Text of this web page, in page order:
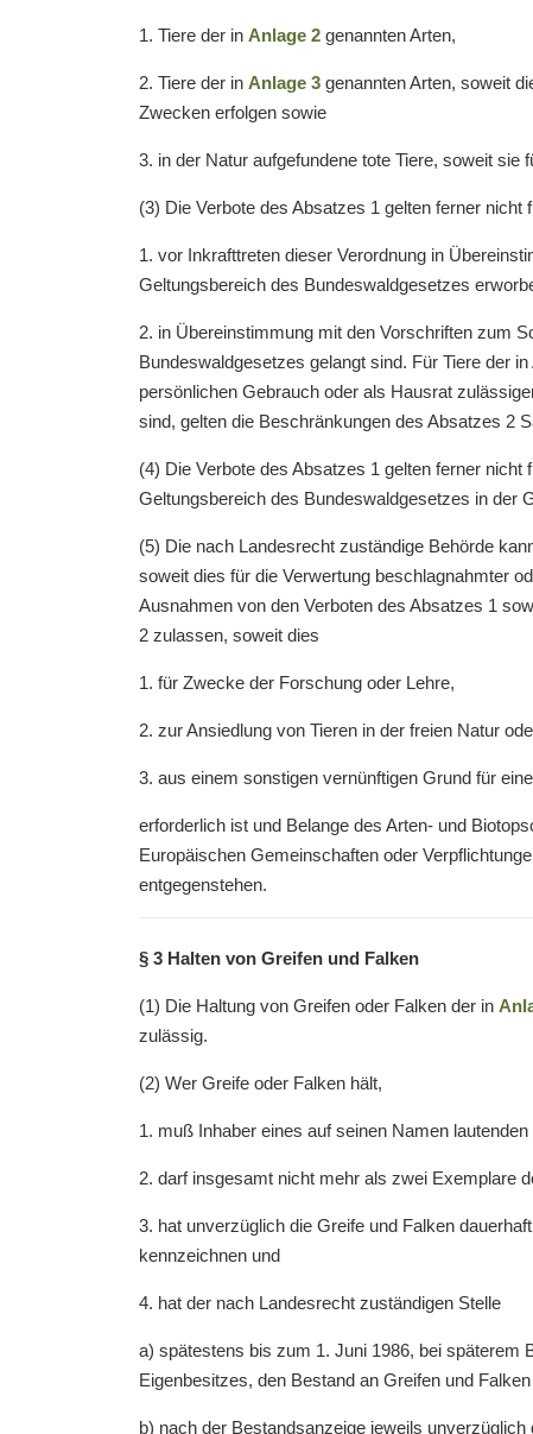
1. Tiere der in Anlage 2 genannten Arten,
2. Tiere der in Anlage 3 genannten Arten, soweit
Zwecken erfolgen sowie
3. in der Natur aufgefundene tote Tiere, soweit
(3) Die Verbote des Absatzes 1 gelten ferner nicht
1. vor Inkrafttreten dieser Verordnung in
Geltungsbereich des Bundeswaldgesetzes
2. in Übereinstimmung mit den Vorschriften zum
Bundeswaldgesetzes gelangt sind. Für Tiere der
persönlichen Gebrauch oder als Hausrat
sind, gelten die Beschränkungen des Absatzes 2
(4) Die Verbote des Absatzes 1 gelten ferner
Geltungsbereich des Bundeswaldgesetzes in der
(5) Die nach Landesrecht zuständige Behörde
soweit dies für die Verwertung beschlagnahmter
Ausnahmen von den Verboten des Absatzes 1
2 zulassen, soweit dies
1. für Zwecke der Forschung oder Lehre,
2. zur Ansiedlung von Tieren in der freien Natur
3. aus einem sonstigen vernünftigen Grund für
erforderlich ist und Belange des Arten- und
Europäischen Gemeinschaften oder
entgegenstehen.
§ 3 Halten von Greifen und Falken
(1) Die Haltung von Greifen oder Falken der in
zulässig.
(2) Wer Greife oder Falken hält,
1. muß Inhaber eines auf seinen Namen
2. darf insgesamt nicht mehr als zwei Exemplare
3. hat unverzüglich die Greife und Falken
kennzeichnen und
4. hat der nach Landesrecht zuständigen Stelle
a) spätestens bis zum 1. Juni 1986, bei späterem
Eigenbesitzes, den Bestand an Greifen und
b) nach der Bestandsanzeige jeweils